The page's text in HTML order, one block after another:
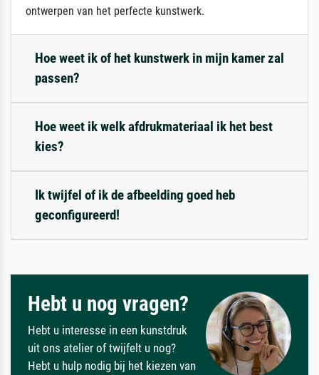
ontwerpen van het perfecte kunstwerk.
Hoe weet ik of het kunstwerk in mijn kamer zal
passen?
Hoe weet ik welk afdrukmateriaal ik het best
kies?
Ik twijfel of ik de afbeelding goed heb
geconfigureerd!
Hebt u nog vragen?
Hebt u interesse in een kunstdruk
uit ons atelier of twijfelt u nog?
Hebt u hulp nodig bij het kiezen van